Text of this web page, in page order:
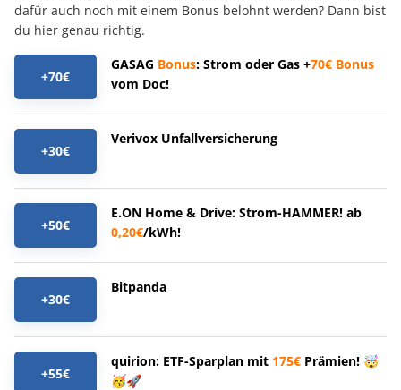
dafür auch noch mit einem Bonus belohnt werden? Dann bist
du hier genau richtig.
+70€
GASAG Bonus: Strom oder Gas +70€ Bonus
vom Doc!
+30€
Verivox Unfallversicherung
+50€
E.ON Home & Drive: Strom-HAMMER! ab
0,20€/kWh!
+30€
Bitpanda
+55€
quirion: ETF-Sparplan mit 175€ Prämien! 🤯
🥳🚀